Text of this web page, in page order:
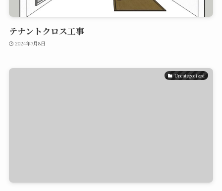
テナントクロス工事
2024年7月8日
Uncategorized